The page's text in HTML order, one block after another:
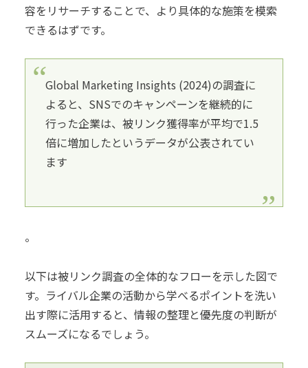
容をリサーチすることで、より具体的な施策を模索
できるはずです。
Global Marketing Insights (2024)の調査に
よると、SNSでのキャンペーンを継続的に
行った企業は、被リンク獲得率が平均で1.5
倍に増加したというデータが公表されてい
ます
。
以下は被リンク調査の全体的なフローを示した図で
す。ライバル企業の活動から学べるポイントを洗い
出す際に活用すると、情報の整理と優先度の判断が
スムーズになるでしょう。